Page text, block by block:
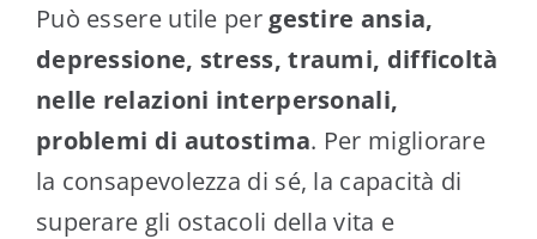
Può essere utile per gestire ansia,
depressione, stress, traumi, difficoltà
nelle relazioni interpersonali,
problemi di autostima. Per migliorare
la consapevolezza di sé, la capacità di
superare gli ostacoli della vita e